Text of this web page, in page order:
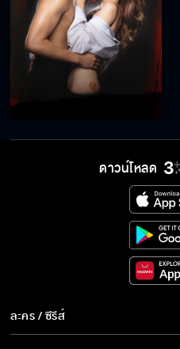
ดาวน์โหลด
ละคร / ซีรีส์
ละคร/ซีรีส์